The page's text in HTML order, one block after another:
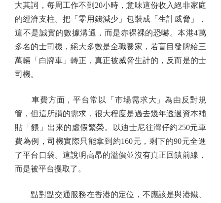
大其詞，每周工作不到20小時，意味這份收入絕非家庭
的經濟支柱。把「零用錢減少」包裝成「生計威脅」，
這不是誠實的數據溝通，而是赤裸裸的恐嚇。本港4萬
多名的士司機，絕大多數是全職養家，若盲目發牌給三
萬輛「白牌車」轉正，真正被威脅生計的，反而是的士
司機。
車費方面，平台常以「市場需求大」為由反對規
管，但這所謂的需求，很大程度是過去幾年透過資本補
貼「餵」出來的虛假繁榮。以迪士尼往灣仔約250元車
費為例，司機實際只能拿到約160元，剩下的90元全進
了平台口袋。這說明高昂的溢價並沒有真正回饋前線，
而是被平台攫取了。
點對點交通服務在香港的定位，不應該是與港鐵、